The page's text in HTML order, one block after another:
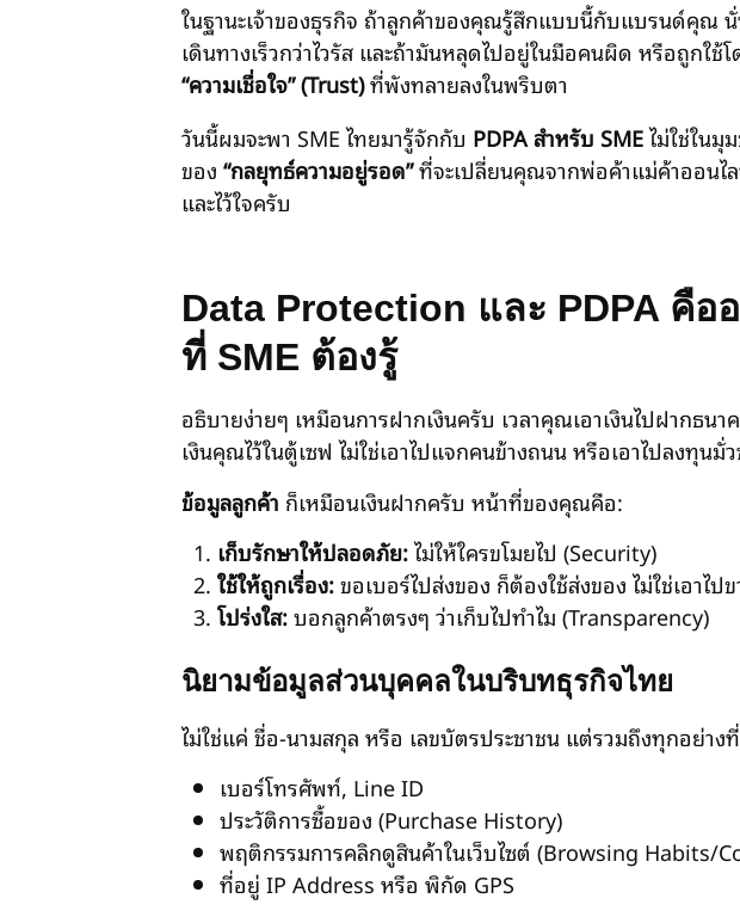
ในฐานะเจ้าของธุรกิจ ถ้าลูกค้าของคุณรู้สึกแบบนี้กับแบรนด์คุ
เดินทางเร็วกว่าไวรัส และถ้ามันหลุดไปอยู่ในมือคนผิด หรือถูก
“ความเชื่อใจ” (Trust)ที่พังทลายลงในพริบตา
วันนี้ผมจะพา SME ไทยมารู้จักกับ PDPA สำหรับ SMEไม่ใช่ในมุ
ของ “กลยุทธ์ความอยู่รอด”ที่จะเปลี่ยนคุณจากพ่อค้าแม่ค้าออนไ
และไว้ใจครับ
Data Protection และ PDPA คือ
ที่ SME ต้องรู้
อธิบายง่ายๆ เหมือนการฝากเงินครับ เวลาคุณเอาเงินไปฝากธน
เงินคุณไว้ในตู้เซฟ ไม่ใช่เอาไปแจกคนข้างถนน หรือเอาไปลงทุนมั่
ข้อมูลลูกค้า ก็เหมือนเงินฝากครับ หน้าที่ของคุณคือ:
เก็บรักษาให้ปลอดภัย:ไม่ให้ใครขโมยไป (Security)
ใช้ให้ถูกเรื่อง:ขอเบอร์ไปส่งของ ก็ต้องใช้ส่งของ ไม่ใช่เอา
โปร่งใส:บอกลูกค้าตรงๆ ว่าเก็บไปทำไม (Transparency)
นิยามข้อมูลส่วนบุคคลในบริบทธุรกิจไทย
ไม่ใช่แค่ ชื่อ-นามสกุล หรือ เลขบัตรประชาชน แต่รวมถึงทุกอย่าง
เบอร์โทรศัพท์, Line ID
ประวัติการซื้อของ (Purchase History)
พฤติกรรมการคลิกดูสินค้าในเว็บไซต์ (Browsing Habits/
ที่อยู่ IP Address หรือ พิกัด GPS